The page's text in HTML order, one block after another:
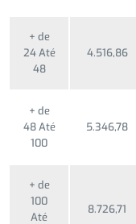
+ de
24 Até
48
4.516,86
+ de
48 Até
100
5.346,78
+ de
100
Até
8.726,71